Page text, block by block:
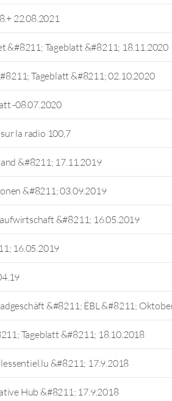
22.08.2021
&#8211; Tageblatt &#8211; 18.11.2020
Tageblatt &#8211; 02.10.2020
-08.07.2020
la radio 100,7
&#8211; 17.11.2019
&#8211; 03.09.2019
&#8211; 16.05.2019
16.05.2019
&#8211; ËBL &#8211;
Tageblatt &#8211; 18.10.2018
&#8211; 17.9.2018
Hub &#8211; 17.9.2018